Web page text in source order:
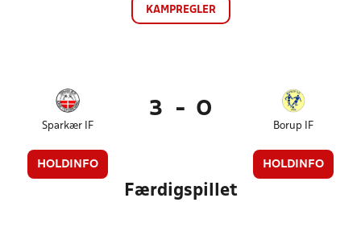
KAMPREGLER
Sparkær IF
HOLDINFO
3 - 0
Borup IF
HOLDINFO
Færdigspillet